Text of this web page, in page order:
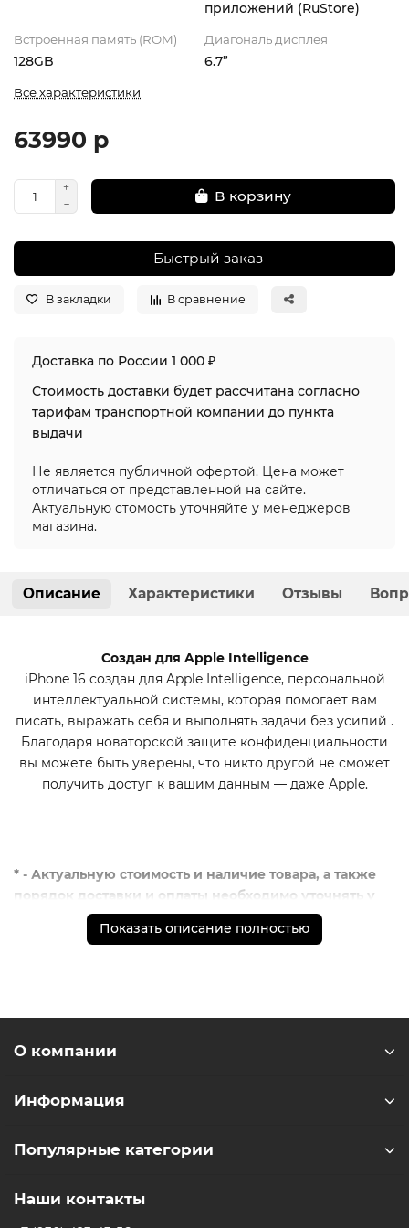
приложений (RuStore)
Встроенная память (ROM)
128GB
Диагональ дисплея
6.7”
Все характеристики
63990 р
В корзину
Быстрый заказ
В закладки В сравнение
Доставка по России 1 000 ₽
Стоимость доставки будет рассчитана согласно
тарифам транспортной компании до пункта
выдачи
Не является публичной офертой. Цена может
отличаться от представленной на сайте.
Актуальную стомость уточняйте у менеджеров
магазина.
Описание Характеристики Отзывы
Создан для Apple Intelligence
iPhone 16 создан для Apple Intelligence, персональной
интеллектуальной системы, которая помогает вам
писать, выражать себя и выполнять задачи без усилий .
Благодаря новаторской защите конфиденциальности
вы можете быть уверены, что никто другой не сможет
получить доступ к вашим данным — даже Apple.
* - Актуальную стоимость и наличие товара, а также
порядок доставки и оплаты необходимо уточнять у
менеджеров магазина.
** - На момент покупки не предустановлены
Показать описание полностью
О компании
Информация
Популярные категории
Наши контакты